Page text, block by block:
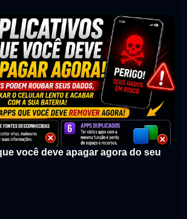
você deve apagar agora do seu